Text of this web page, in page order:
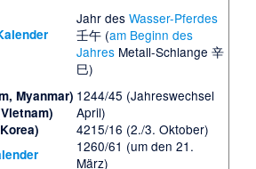
Jahr des Wasser-Pferdes
壬午 (am Beginn des
JahresMetall-Schlange 辛
巳)
Myanmar) 1244/45 (Jahreswechsel
April)
4215/16 (2./3. Oktober)
1260/61 (um den 21.
März)